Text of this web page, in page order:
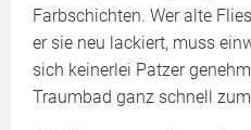
Farbschichten. Wer alte
er sie neu lackiert, muss
sich keinerlei Patzer
Traumbad ganz schnell